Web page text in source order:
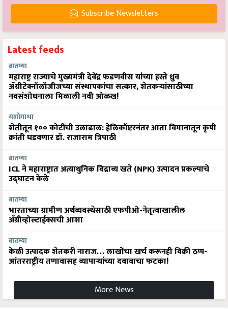
Subscribe Newsletters
Latest feeds
बातम्या
महाराष्ट्र राज्याचे मुख्यमंत्री देवेंद्र फडणवीस यांच्या हस्ते ध्रुव
ॲग्रीटेक्नॉलॉजीजच्या संस्थापकांचा सत्कार, शेतकऱ्यांसाठीच्या
नवसंशोधनाला मिळाली नवी ओळख!
यशोगाथा
शेतीतून १०० कोटींची उलाढाल: हेलिकॉप्टरनंतर आता विमानातून कृषी
क्रांती घडवणार डॉ. राजाराम त्रिपाठी
बातम्या
ICL ने महाराष्ट्रात अत्याधुनिक विद्राव्य खते (NPK) उत्पादन प्रकल्पाचे
उद्घाटन केले
बातम्या
भारताच्या ग्रामीण अर्थव्यवस्थेसाठी एफपीओ-नेतृत्वाखालील
अ‍ॅग्रीव्होल्टाईक्सची आशा
बातम्या
केळी उत्पादक शेतकरी नाराज… लाखोंचा खर्च करूनही विक्री ठप्प-
आंतरराष्ट्रीय तणावासह व्यापाऱ्यांच्या दबावाचा फटका!
More News